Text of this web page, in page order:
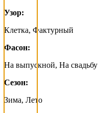
Узор:
Клетка, Фактурный
Фасон:
На выпускной, На свадьбу
Сезон:
Зима, Лето